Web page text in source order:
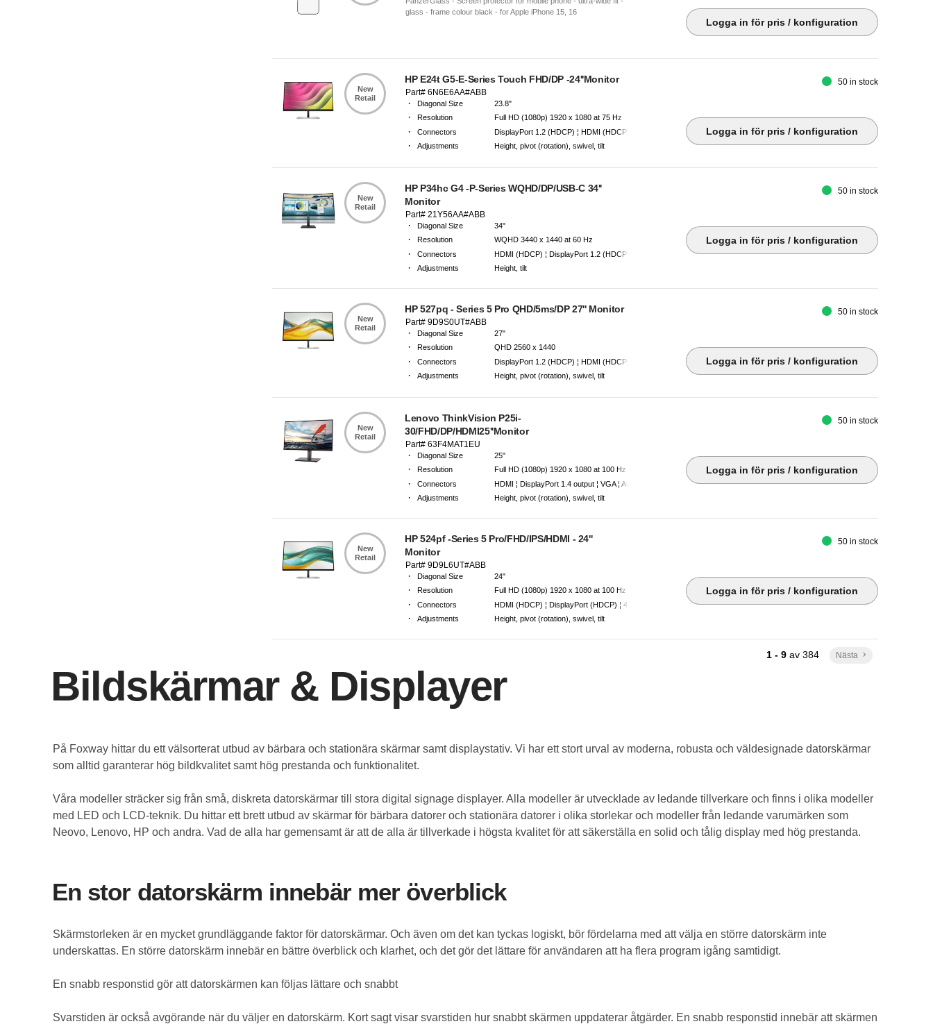
glass - frame colour black - for Apple iPhone 15, 16
Logga in för pris / konfiguration
New
Retail
HP E24t G5-E-Series Touch FHD/DP -24''Monitor
Part# 6N6E6AA#ABB
· Diagonal Size 23.8"
· Resolution Full HD (1080p) 1920 x 1080 at 75 Hz
· Connectors DisplayPort 1.2 (HDCP) ¦ HDMI (HDCP) ¦ USB-B ¦ 4 x USB 3.2 Gen 1
· Adjustments Height, pivot (rotation), swivel, tilt
50 in stock
Logga in för pris / konfiguration
New
Retail
HP P34hc G4 -P-Series WQHD/DP/USB-C 34''
Monitor
Part# 21Y56AA#ABB
· Diagonal Size 34"
· Resolution WQHD 3440 x 1440 at 60 Hz
· Connectors HDMI (HDCP) ¦ DisplayPort 1.2 (HDCP) ¦ Audio line-out ¦ USB-C upstream/DisplayPort Alt Mode with Power Delivery (HDCP /
· Adjustments Height, tilt
50 in stock
Logga in för pris / konfiguration
New
Retail
HP 527pq - Series 5 Pro QHD/5ms/DP 27'' Monitor
Part# 9D9S0UT#ABB
· Diagonal Size 27"
· Resolution QHD 2560 x 1440
· Connectors DisplayPort 1.2 (HDCP) ¦ HDMI (HDCP) ¦ USB-B upstream ¦ 4 x USB 3.2 Gen 1 downstream (1 charging)
· Adjustments Height, pivot (rotation), swivel, tilt
50 in stock
Logga in för pris / konfiguration
New
Retail
Lenovo ThinkVision P25i-
30/FHD/DP/HDMI25''Monitor
Part# 63F4MAT1EU
· Diagonal Size 25"
· Resolution Full HD (1080p) 1920 x 1080 at 100 Hz
· Connectors HDMI ¦ DisplayPort 1.4 output ¦ VGA ¦ Audio line-out ¦ DisplayPort 1.4 ¦ USB-B 3.2 Gen 1 upstream ¦ 4 x USB 3.2 Gen 1
· Adjustments Height, pivot (rotation), swivel, tilt
50 in stock
Logga in för pris / konfiguration
New
Retail
HP 524pf -Series 5 Pro/FHD/IPS/HDMI - 24''
Monitor
Part# 9D9L6UT#ABB
· Diagonal Size 24"
· Resolution Full HD (1080p) 1920 x 1080 at 100 Hz
· Connectors HDMI (HDCP) ¦ DisplayPort (HDCP) ¦ 4 x USB 3.2 Gen 1 (1 charging) ¦ USB-B
· Adjustments Height, pivot (rotation), swivel, tilt
50 in stock
Logga in för pris / konfiguration
1 - 9 av384 Nästa keyboard_arrow_right
Bildskärmar & Displayer
På Foxway hittar du ett välsorterat utbud av bärbara och stationära skärmar samt displaystativ. Vi har ett stort urval av moderna, robusta och väldesignade datorskärmar
som alltid garanterar hög bildkvalitet samt hög prestanda och funktionalitet.
Våra modeller sträcker sig från små, diskreta datorskärmar till stora digital signage displayer. Alla modeller är utvecklade av ledande tillverkare och finns i olika modeller
med LED och LCD-teknik. Du hittar ett brett utbud av skärmar för bärbara datorer och stationära datorer i olika storlekar och modeller från ledande varumärken som
Neovo, Lenovo, HP och andra. Vad de alla har gemensamt är att de alla är tillverkade i högsta kvalitet för att säkerställa en solid och tålig display med hög prestanda.
En stor datorskärm innebär mer överblick
Skärmstorleken är en mycket grundläggande faktor för datorskärmar. Och även om det kan tyckas logiskt, bör fördelarna med att välja en större datorskärm inte
underskattas. En större datorskärm innebär en bättre överblick och klarhet, och det gör det lättare för användaren att ha flera program igång samtidigt.
En snabb responstid gör att datorskärmen kan följas lättare och snabbt
Svarstiden är också avgörande när du väljer en datorskärm. Kort sagt visar svarstiden hur snabbt skärmen uppdaterar åtgärder. En snabb responstid innebär att skärmen